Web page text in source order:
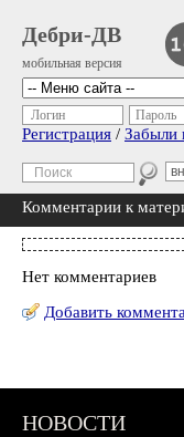
Дебри-ДВ
мобильная версия
Логин Пароль
Регистрация / Забыли
Комментарии к
Нет комментариев
Добавить
НОВОСТИ